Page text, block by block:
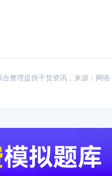
整理提供干货资讯，来源：网